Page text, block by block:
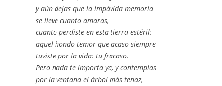
y aún dejas que la impávida memoria
se lleve cuanto amaras,
cuanto perdiste en esta tierra estéril:
aquel hondo temor que acaso siempre
tuviste por la vida: tu fracaso.
Pero nada te importa ya, y contemplas
por la ventana el árbol más tenaz,